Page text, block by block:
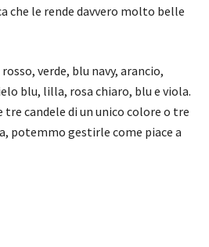
che le rende davvero molto belle
verde, blu navy, arancio,
blu, lilla, rosa chiaro, blu e viola.
candele di un unico colore o tre
potemmo gestirle come piace a